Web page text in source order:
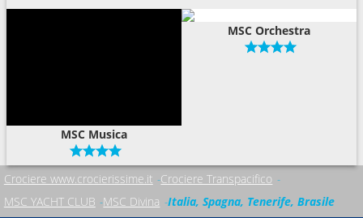
MSC Musica
MSC Orchestra
Crociere www.crocierissime.it Crociere Transpacifico
MSC YACHT CLUB MSC Divina Italia, Spagna, Tenerife, Brasile